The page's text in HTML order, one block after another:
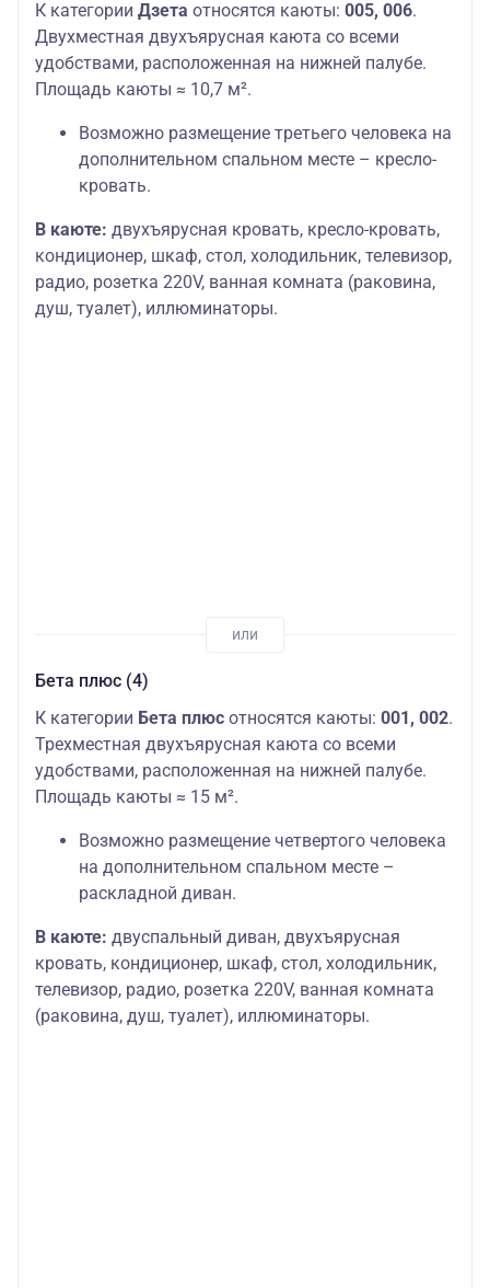
К категории Дзета относятся каюты: 005, 006.
Двухместная двухъярусная каюта со всеми
удобствами, расположенная на нижней палубе.
Площадь каюты ≈ 10,7 м².
Возможно размещение третьего человека на
дополнительном спальном месте – кресло-
кровать.
В каюте: двухъярусная кровать, кресло-кровать,
кондиционер, шкаф, стол, холодильник, телевизор,
радио, розетка 220V, ванная комната (раковина,
душ, туалет), иллюминаторы.
Бета плюс (4)
К категории Бета плюс относятся каюты: 001, 002.
Трехместная двухъярусная каюта со всеми
удобствами, расположенная на нижней палубе.
Площадь каюты ≈ 15 м².
Возможно размещение четвертого человека
на дополнительном спальном месте –
раскладной диван.
В каюте: двуспальный диван, двухъярусная
кровать, кондиционер, шкаф, стол, холодильник,
телевизор, радио, розетка 220V, ванная комната
(раковина, душ, туалет), иллюминаторы.